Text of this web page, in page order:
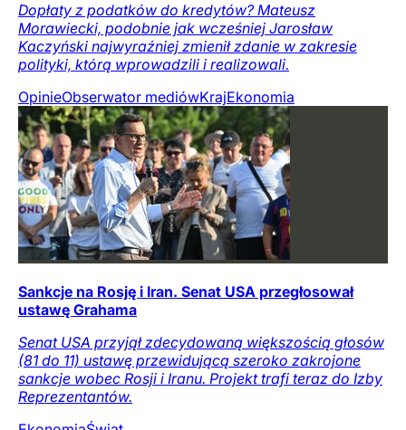
Dopłaty z podatków do kredytów? Mateusz
Morawiecki, podobnie jak wcześniej Jarosław
Kaczyński najwyraźniej zmienił zdanie w zakresie
polityki, którą wprowadzili i realizowali.
OpinieObserwator mediówKrajEkonomia
Sankcje na Rosję i Iran. Senat USA przegłosował
ustawę Grahama
Senat USA przyjął zdecydowaną większością głosów
(81 do 11) ustawę przewidującą szeroko zakrojone
sankcje wobec Rosji i Iranu. Projekt trafi teraz do Izby
Reprezentantów.